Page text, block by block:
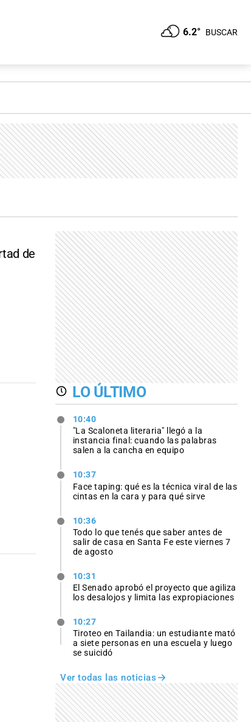
6.2° BUSCAR
de
LO ÚLTIMO
10:40
"La Scaloneta literaria" llegó a la
instancia final: cuando las palabras
salen a la cancha en equipo
10:37
Face taping: qué es la técnica viral de las
cintas en la cara y para qué sirve
10:36
Todo lo que tenés que saber antes de
salir de casa en Santa Fe este viernes 7
de agosto
10:31
El Senado aprobó el proyecto que agiliza
los desalojos y limita las expropiaciones
10:27
Tiroteo en Tailandia: un estudiante mató
a siete personas en una escuela y luego
se suicidó
Ver todas las noticias